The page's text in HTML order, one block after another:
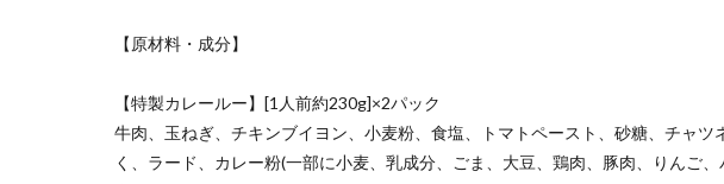
【原材料・成分】
【特製カレールー】[1人前約230g]×2パック
牛肉、玉ねぎ、チキンブイヨン、小麦粉、食塩、トマトペースト、砂糖、チャツ
く、ラード、カレー粉(一部に小麦、乳成分、ごま、大豆、鶏肉、豚肉、りんご、